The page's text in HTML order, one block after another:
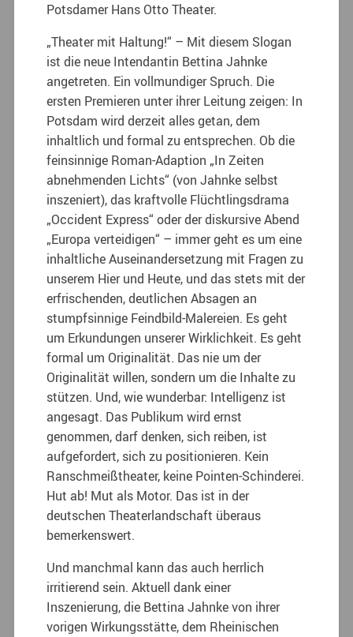
Potsdamer Hans Otto Theater.
„Theater mit Haltung!“ – Mit diesem Slogan
ist die neue Intendantin Bettina Jahnke
angetreten. Ein vollmundiger Spruch. Die
ersten Premieren unter ihrer Leitung zeigen: In
Potsdam wird derzeit alles getan, dem
inhaltlich und formal zu entsprechen. Ob die
feinsinnige Roman-Adaption „In Zeiten
abnehmenden Lichts“ (von Jahnke selbst
inszeniert), das kraftvolle Flüchtlingsdrama
„Occident Express“ oder der diskursive Abend
„Europa verteidigen“ – immer geht es um eine
inhaltliche Auseinandersetzung mit Fragen zu
unserem Hier und Heute, und das stets mit der
erfrischenden, deutlichen Absagen an
stumpfsinnige Feindbild-Malereien. Es geht
um Erkundungen unserer Wirklichkeit. Es geht
formal um Originalität. Das nie um der
Originalität willen, sondern um die Inhalte zu
stützen. Und, wie wunderbar: Intelligenz ist
angesagt. Das Publikum wird ernst
genommen, darf denken, sich reiben, ist
aufgefordert, sich zu positionieren. Kein
Ranschmeißtheater, keine Pointen-Schinderei.
Hut ab! Mut als Motor. Das ist in der
deutschen Theaterlandschaft überaus
bemerkenswert.
Und manchmal kann das auch herrlich
irritierend sein. Aktuell dank einer
Inszenierung, die Bettina Jahnke von ihrer
vorigen Wirkungsstätte, dem Rheinischen